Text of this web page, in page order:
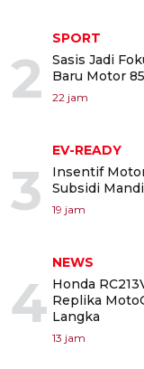
2
SPORT
Sasis Jadi
Baru Motor
22 jam
3
EV-READY
Insentif
Subsidi
19 jam
4
NEWS
Honda
Replika
Langka
13 jam